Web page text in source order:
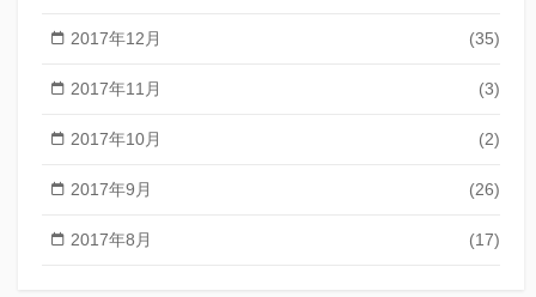
2017年12月 (35)
2017年11月 (3)
2017年10月 (2)
2017年9月 (26)
2017年8月 (17)